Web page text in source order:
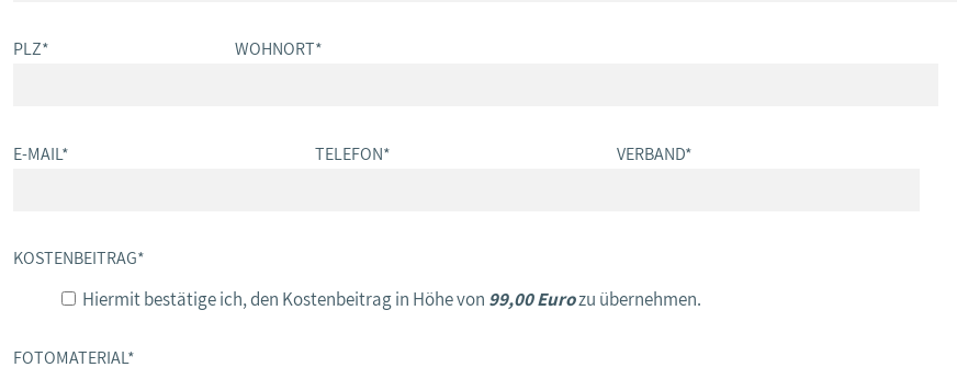
PLZ* WOHNORT*
E-MAIL * TELEFON* VERBAND*
KOSTENBEITRAG*
Hiermit bestätige ich, den Kostenbeitrag in Höhe von 99,00 Eurozu übernehmen.
FOTOMATERIAL*